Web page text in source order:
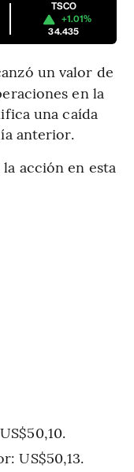
TSCO
+1.01%
34.435
un valor de
en la
una caída
anterior.
acción en esta
US$50,13.